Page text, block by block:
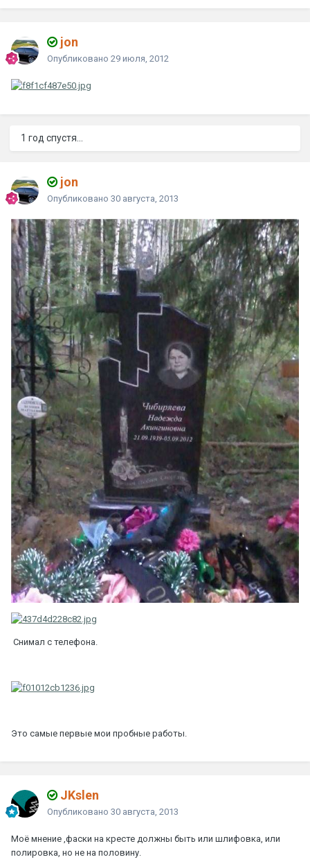
jon
Опубликовано 29 июля, 2012
1 год спустя...
jon
Опубликовано 30 августа, 2013
Снимал с телефона.
Это самые первые мои пробные работы.
JKslen
Опубликовано 30 августа, 2013
Моё мнение ,фаски на кресте должны быть или шлифовка, или
полировка, но не на половину.